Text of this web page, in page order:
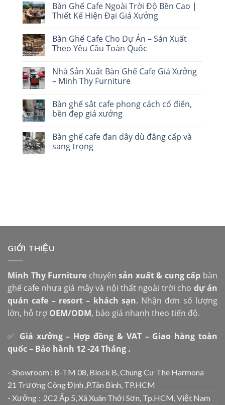
Bàn Ghế Cafe Ngoài Trời Độ Bền Cao |
Thiết Kế Hiện Đại Giá Xưởng
Bàn Ghế Cafe Cho Dự Án – Sản Xuất
Theo Yêu Cầu Toàn Quốc
Nhà Sản Xuất Bàn Ghế Cafe Giá Xưởng
– Minh Thy Furniture
Bàn ghế sắt cafe phong cách cổ điển,
bền đẹp giá xưởng
Bàn ghế cafe đan dây dù đẳng cấp và
sang trọng
GIỚI THIỆU
Minh Thy Furniture chuyênsản xuất & cung cấp bàn
ghế cafe nhựa giả mây và nội thất ngoài trời cho dự án
quán cafe – resort – khách sạn. Nhận đơn số lượng
lớn, hỗ trợ OEM/ODM, báo giá nhanh theo tiến độ.
✅ Giá xưởng – Hợp đồng & VAT – Giao hàng toàn
quốc – Bảo hành 12 -24 Tháng .
- Showroom : B-TM 08, Block B, Chung Cư The Harmona
21 Trương Công Định ,P.Tân Bình, TP.HCM
- Xưởng : 2C2 Ấp 5, Xã Xuân Thới Sơn, Tp.HCM, Việt Nam